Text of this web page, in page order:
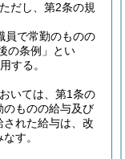
ただし、第2条の規
員で常勤のものの
の条例」とい
する。
いては、第1条の
のものの給与及び
れた給与は、改
す。